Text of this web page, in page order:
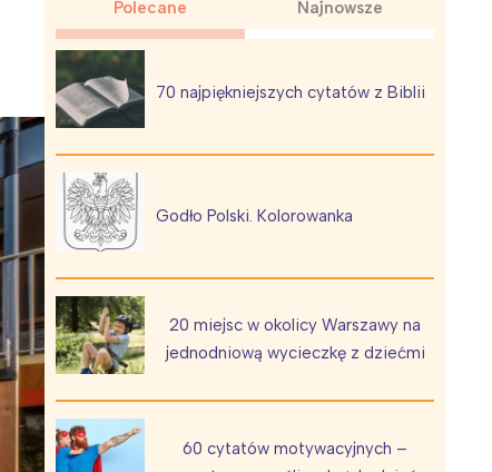
Polecane Najnowsze
70 najpiękniejszych cytatów z Biblii
Godło Polski. Kolorowanka
20 miejsc w okolicy Warszawy na
jednodniową wycieczkę z dziećmi
60 cytatów motywacyjnych –